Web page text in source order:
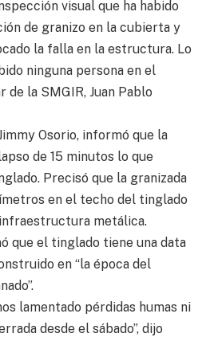
visual que ha habido
de granizo en la cubierta y
la falla en la estructura. Lo
ninguna persona en el
la SMGIR, Juan Pablo
Osorio, informó que la
de 15 minutos lo que
Precisó que la granizada
en el techo del tinglado
metálica.
que el tinglado tiene una data
en “la época del
lamentado pérdidas humas ni
desde el sábado”, dijo